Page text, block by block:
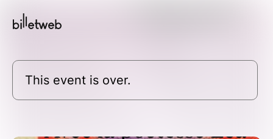
This event is over.